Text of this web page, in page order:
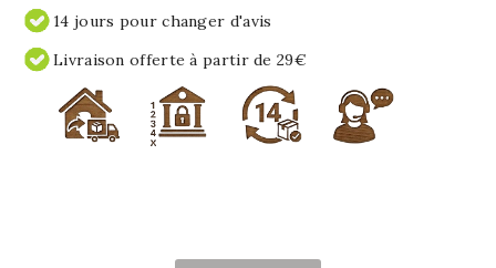
14 jours pour changer d'avis
Livraison offerte à partir de 29€